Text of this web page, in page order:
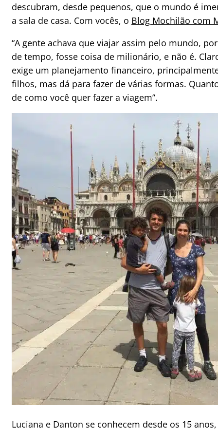
descubram, desde pequenos, que o mundo é
a sala de casa. Com vocês, o Blog Mochilão com
“A gente achava que viajar assim pelo mundo,
de tempo, fosse coisa de milionário, e não é.
exige um planejamento financeiro,
filhos, mas dá para fazer de várias formas.
de como você quer fazer a viagem”.
Luciana e Danton se conhecem desde os 15